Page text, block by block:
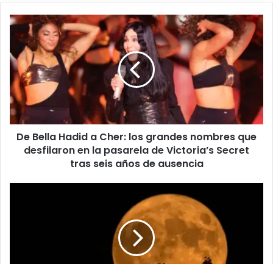
De Bella Hadid a Cher: los grandes nombres que
desfilaron en la pasarela de Victoria’s Secret
tras seis años de ausencia